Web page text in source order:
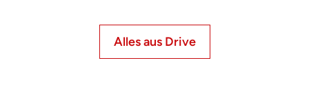
Alles aus Drive